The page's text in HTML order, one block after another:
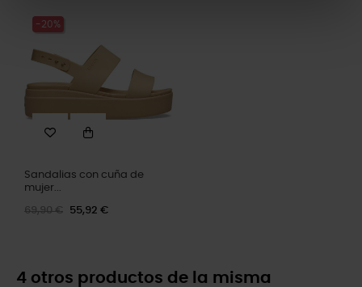
-20%
Sandalias con cuña de
mujer...
69,90 € 55,92 €
4 otros productos de la misma